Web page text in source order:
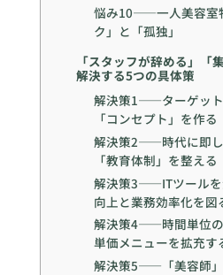
悩み10——一人美容室
ク」と「孤独」
「スタッフが辞める」「
解決する5つの具体策
解決策1——ターゲッ
「コンセプト」を作る
解決策2——時代に即
「教育体制」を整える
解決策3——ITツールを
向上と業務効率化を図
解決策4——時間単位
単価メニューを拡充す
解決策5——「美容師